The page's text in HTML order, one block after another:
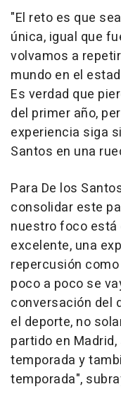
"El reto es que
única, igual que
volvamos a
mundo en el
Es verdad que
del primer año,
experiencia siga
Santos en una
Para De los
consolidar este
nuestro foco está
excelente, una
repercusión
poco a poco se
conversación del
el deporte, no
partido en
temporada y
temporada",